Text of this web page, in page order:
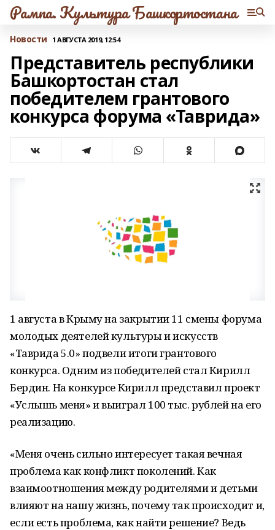
Рампа. Культура Башкортостана
Новости 1 АВГУСТА 2019, 12:54
Представитель республики
Башкортостан стал
победителем грантового
конкурса форума «Таврида»
1 августа в Крыму на закрытии 11 смены форума
молодых деятелей культуры и искусств
«Таврида 5.0» подвели итоги грантового
конкурса. Одним из победителей стал Кирилл
Бердин. На конкурсе Кирилл представил проект
«Услышь меня» и выиграл 100 тыс. рублей на его
реализацию.
«Меня очень сильно интересует такая вечная
проблема как конфликт поколений. Как
взаимоотношения между родителями и детьми
влияют на нашу жизнь, почему так происходит и,
если есть проблема, как найти решение? Ведь